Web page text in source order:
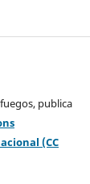
publica
(CC